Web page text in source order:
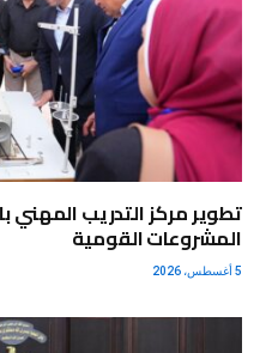
المشروعات القومية
5 أغسطس، 2026